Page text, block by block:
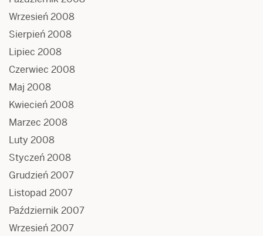
Wrzesień 2008
Sierpień 2008
Lipiec 2008
Czerwiec 2008
Maj 2008
Kwiecień 2008
Marzec 2008
Luty 2008
Styczeń 2008
Grudzień 2007
Listopad 2007
Październik 2007
Wrzesień 2007